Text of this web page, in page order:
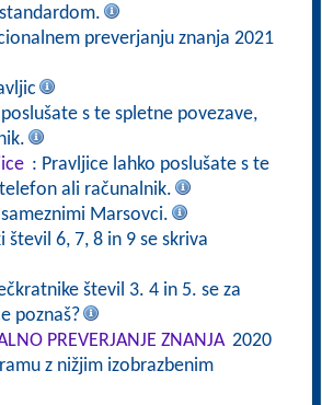
preverjanju znanja 2021
s te spletne povezave,
: Pravljice lahko poslušate s te
ali računalnik.
Marsovci.
števil 6, 7, 8 in 9 se skriva
števil 3. 4 in 5. se za
poznaš?
PREVERJANJE ZNANJA 2020
z nižjim izobrazbenim